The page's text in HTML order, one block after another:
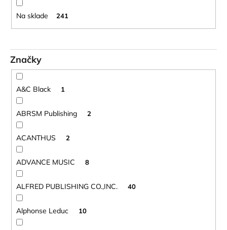
d
u
t
o
Na sklade 241
Značky
A&C Black 1
ABRSM Publishing 2
ACANTHUS 2
ADVANCE MUSIC 8
ALFRED PUBLISHING CO.,INC. 40
Alphonse Leduc 10
m
JUICE
VALVE
OIL
OLEJ
NA
PIESTY
9,30